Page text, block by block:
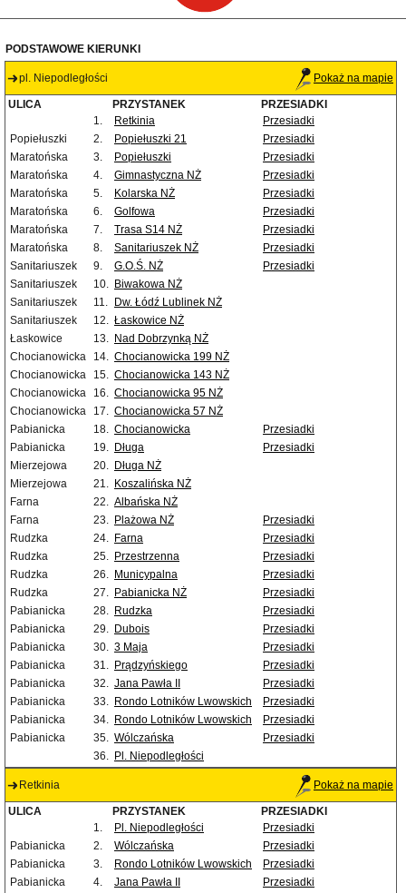
PODSTAWOWE KIERUNKI
pl. Niepodległości Pokaż na mapie
ULICA PRZYSTANEK
PRZESIADKI
1.
Retkinia
Przesiadki
Popiełuszki
2. Popiełuszki 21
Przesiadki
Maratońska
3. Popiełuszki
Przesiadki
Maratońska
4. Gimnastyczna NŻ
Przesiadki
Maratońska
5. Kolarska NŻ
Przesiadki
Maratońska
6. Golfowa
Przesiadki
Maratońska
7. Trasa S14 NŻ
Przesiadki
Maratońska
8. Sanitariuszek NŻ
Przesiadki
Sanitariuszek
9. G.O.Ś. NŻ
Przesiadki
Sanitariuszek
10. Biwakowa NŻ
Sanitariuszek
11.
Dw. Łódź Lublinek NŻ
Sanitariuszek
12. Łaskowice NŻ
Łaskowice
13. Nad Dobrzynką NŻ
Chocianowicka
14. Chocianowicka 199 NŻ
Chocianowicka
15. Chocianowicka 143 NŻ
Chocianowicka
16. Chocianowicka 95 NŻ
Chocianowicka
17. Chocianowicka 57 NŻ
Pabianicka
18. Chocianowicka
Przesiadki
Pabianicka
19. Długa
Przesiadki
Mierzejowa
20. Długa NŻ
Mierzejowa
21. Koszalińska NŻ
Farna
22. Albańska NŻ
Farna
23. Plażowa NŻ
Przesiadki
Rudzka
24. Farna
Przesiadki
Rudzka
25. Przestrzenna
Przesiadki
Rudzka
26. Municypalna
Przesiadki
Rudzka
27. Pabianicka NŻ
Przesiadki
Pabianicka
28. Rudzka
Przesiadki
Pabianicka
29. Dubois
Przesiadki
Pabianicka
30. 3 Maja
Przesiadki
Pabianicka
31. Prądzyńskiego
Przesiadki
Pabianicka
32. Jana Pawła II
Przesiadki
Pabianicka
33. Rondo Lotników Lwowskich
Przesiadki
Pabianicka
34. Rondo Lotników Lwowskich
Przesiadki
Pabianicka
35. Wólczańska
Przesiadki
36. Pl. Niepodległości
Retkinia Pokaż na mapie
ULICA PRZYSTANEK
PRZESIADKI
1.
Pl. Niepodległości
Przesiadki
Pabianicka
2. Wólczańska
Przesiadki
Pabianicka
3. Rondo Lotników Lwowskich
Przesiadki
Pabianicka
4. Jana Pawła II
Przesiadki